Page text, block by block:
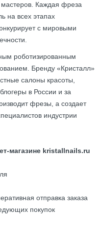
Каждая фреза
на всех этапах
с мировыми
роботизированным
Бренду «Кристалл»
салоны красоты,
в России и за
фрезы, а создает
индустрии
магазине kristallnails.ru
отправка заказа
покупок